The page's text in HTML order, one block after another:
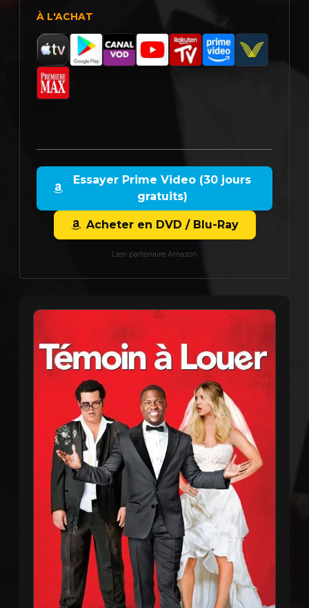
À L'ACHAT
Essayer Prime Video (30 jours
gratuits)
Acheter en DVD / Blu-Ray
Lien partenaire Amazon